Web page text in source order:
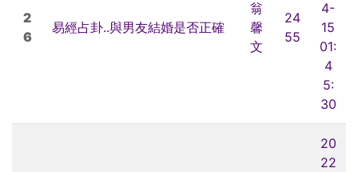
2
6
易經占卦..與男友結婚是否正確
翁
馨
文
24
55
4-
15
01:
4
5:
30
20
22